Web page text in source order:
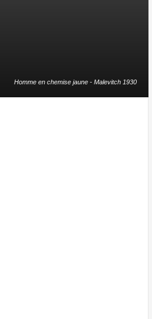
Homme en chemise jaune - Malevitch 1930